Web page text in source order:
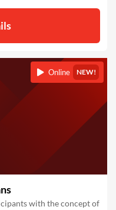
Online NEW!
with the concept of